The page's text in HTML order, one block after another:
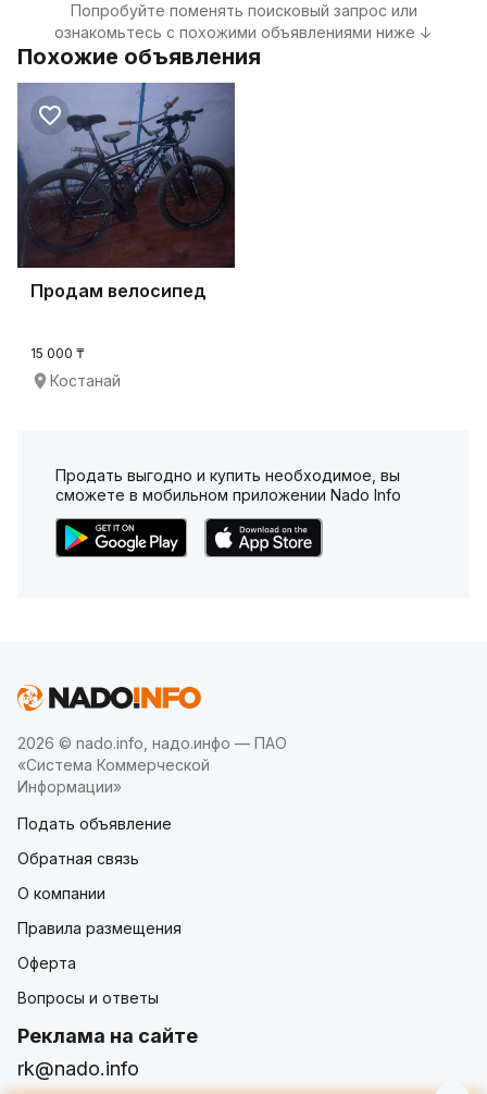
Попробуйте поменять поисковый запрос или
ознакомьтесь с похожими объявлениями ниже ↓
Похожие объявления
Продам велосипед
15 000 ₸
Костанай
Продать выгодно и купить необходимое, вы
сможете в мобильном приложении Nado Info
2026 © nado.info, надо.инфо — ПАО
«Система Коммерческой
Информации»
Подать объявление
Обратная связь
О компании
Правила размещения
Оферта
Вопросы и ответы
Реклама на сайте
rk@nado.info